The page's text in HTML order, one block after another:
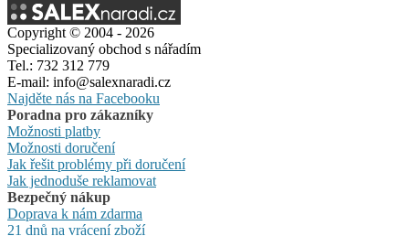
Copyright © 2004 - 2026
Specializovaný obchod s nářadím
Tel.: 732 312 779
E-mail: info@salexnaradi.cz
Najděte nás na Facebooku
Poradna pro zákazníky
Možnosti platby
Možnosti doručení
Jak řešit problémy při doručení
Jak jednoduše reklamovat
Bezpečný nákup
Doprava k nám zdarma
21 dnů na vrácení zboží